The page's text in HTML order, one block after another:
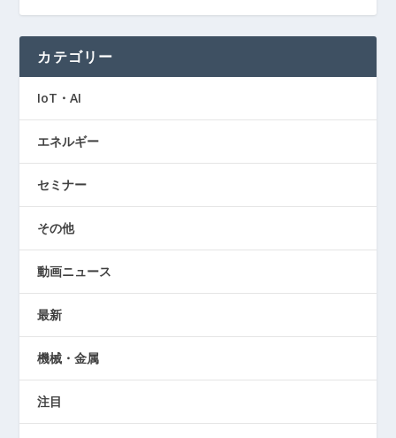
カテゴリー
IoT・AI
エネルギー
セミナー
その他
動画ニュース
最新
機械・金属
注目